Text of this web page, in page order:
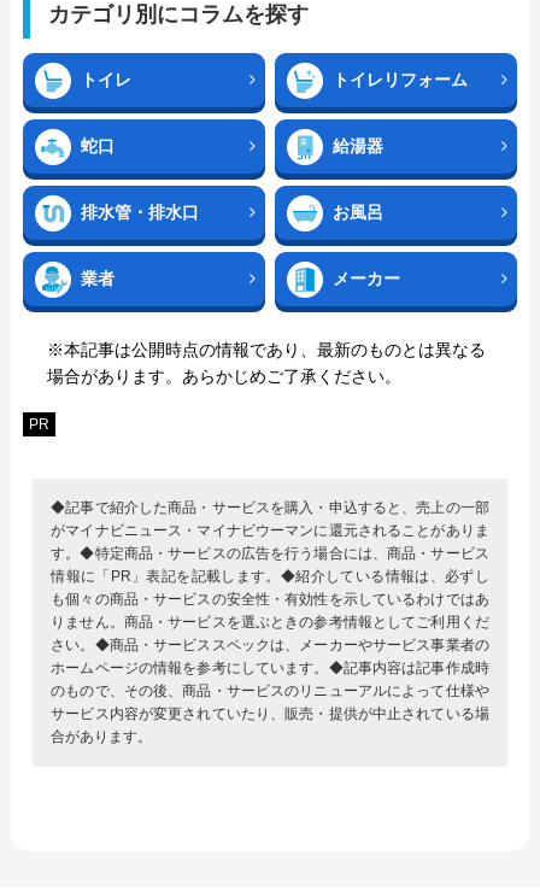
カテゴリ別にコラムを探す
トイレ トイレリフォーム
蛇口 給湯器
排水管・排水口 お風呂
業者 メーカー
※本記事は公開時点の情報であり、最新のものとは異なる
場合があります。あらかじめご了承ください。
PR
◆記事で紹介した商品・サービスを購入・申込すると、売上の一部
がマイナビニュース・マイナビウーマンに還元されることがありま
す。◆特定商品・サービスの広告を行う場合には、商品・サービス
情報に「PR」表記を記載します。◆紹介している情報は、必ずし
も個々の商品・サービスの安全性・有効性を示しているわけではあ
りません。商品・サービスを選ぶときの参考情報としてご利用くだ
さい。◆商品・サービススペックは、メーカーやサービス事業者の
ホームページの情報を参考にしています。◆記事内容は記事作成時
のもので、その後、商品・サービスのリニューアルによって仕様や
サービス内容が変更されていたり、販売・提供が中止されている場
合があります。